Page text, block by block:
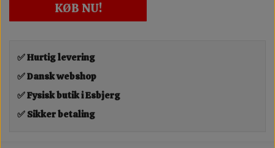
KØB NU!
✅ Hurtig levering
✅ Dansk webshop
✅ Fysisk butik i Esbjerg
✅ Sikker betaling